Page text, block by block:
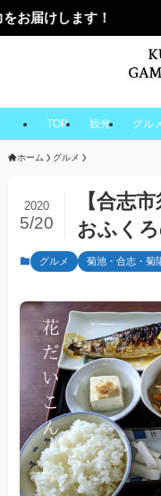
TOP 観光 グル
ホーム グルメ
【合志
おふく
2020
5/20
グルメ 菊池・合志・菊